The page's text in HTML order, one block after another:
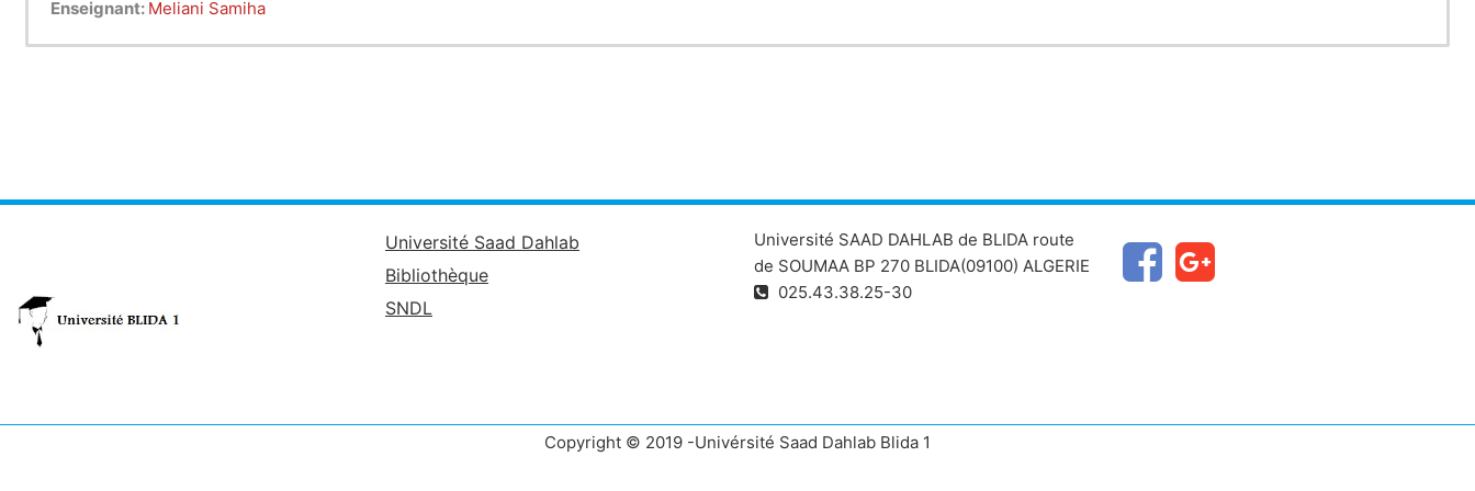
Enseignant: Meliani Samiha
Université Saad Dahlab
Bibliothèque
SNDL
Université SAAD DAHLAB de BLIDA route
de SOUMAA BP 270 BLIDA(09100) ALGERIE
025.43.38.25-30
Copyright © 2019 -Univérsité Saad Dahlab Blida 1